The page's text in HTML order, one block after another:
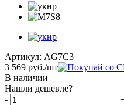
Артикул: AG7C3
3 569 руб./шт
В наличии
Нашли дешевле?
-